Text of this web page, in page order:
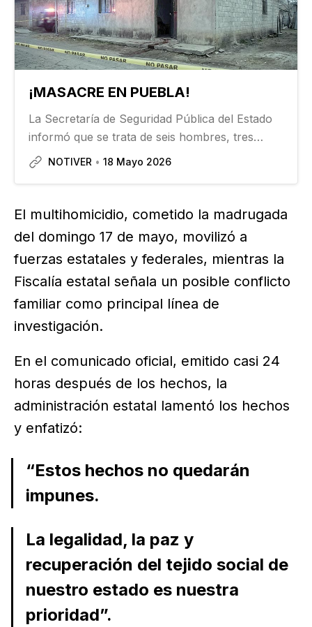
¡MASACRE EN PUEBLA!
La Secretaría de Seguridad Pública del Estado
informó que se trata de seis hombres, tres
mujeres y la menor de edad. “La Policía Estatal,
General del…
NOTIVER 18 Mayo 2026
El multihomicidio, cometido la madrugada
del domingo 17 de mayo, movilizó a
fuerzas estatales y federales, mientras la
Fiscalía estatal señala un posible conflicto
familiar como principal línea de
investigación.
En el comunicado oficial, emitido casi 24
horas después de los hechos, la
administración estatal lamentó los hechos
y enfatizó:
“Estos hechos no quedarán
impunes.
La legalidad, la paz y
recuperación del tejido social de
nuestro estado es nuestra
prioridad”.